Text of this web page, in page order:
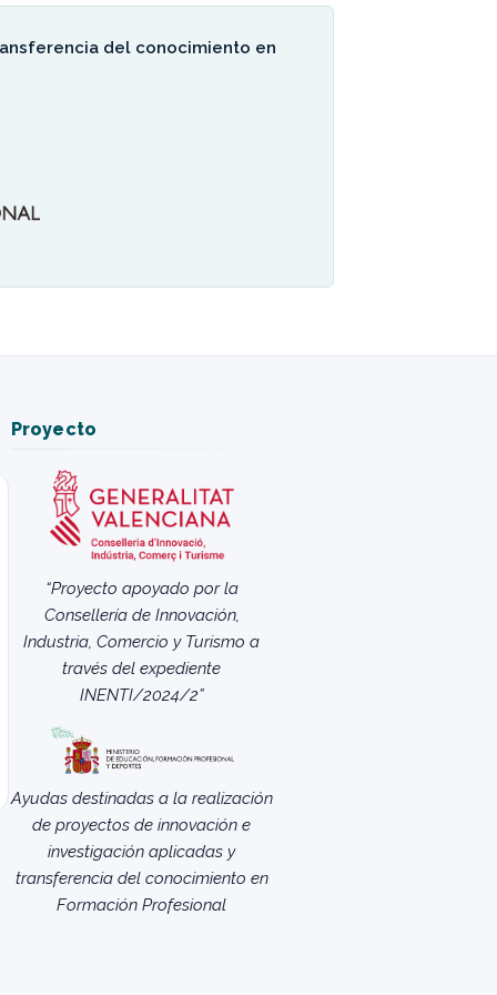
del conocimiento en
Proyecto
“Proyecto apoyado por la
Consellería de Innovación,
Industria, Comercio y Turismo a
través del expediente
INENTI/2024/2”
Ayudas destinadas a la realización
de proyectos de innovación e
investigación aplicadas y
transferencia del conocimiento en
Formación Profesional